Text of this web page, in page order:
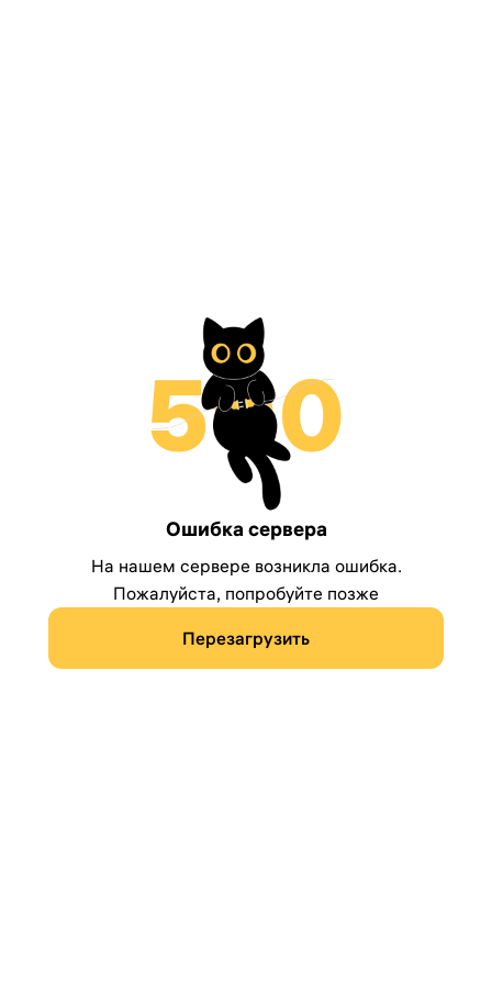
Ошибка сервера
На нашем сервере возникла ошибка.
Пожалуйста, попробуйте позже
Перезагрузить